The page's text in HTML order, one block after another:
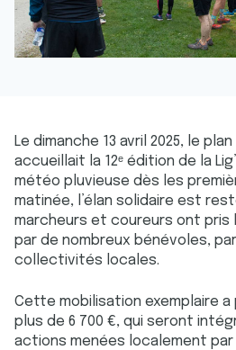
Le dimanche 13 avril 2025, le
accueillait la 12ᵉ édition de la
météo pluvieuse dès les
matinée, l’élan solidaire est
marcheurs et coureurs ont pris
par de nombreux bénévoles,
collectivités locales.
Cette mobilisation exemplaire
plus de 6 700 €, qui seront
actions menées localement